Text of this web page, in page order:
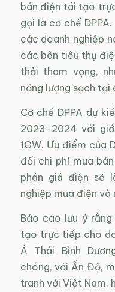
bán điện tái tạo
gọi là cơ chế
các doanh nghiệp
các bên tiêu thụ
thải tham vọng,
năng lượng sạch tại
Cơ chế DPPA dự
2023-2024 với
1GW. Ưu điểm của
đối chi phí mua
phán giá điện sẽ
nghiệp mua điện
Báo cáo lưu ý
tạo trực tiếp cho
Á Thái Bình
chóng, với Ấn Độ,
tranh với Việt Nam,